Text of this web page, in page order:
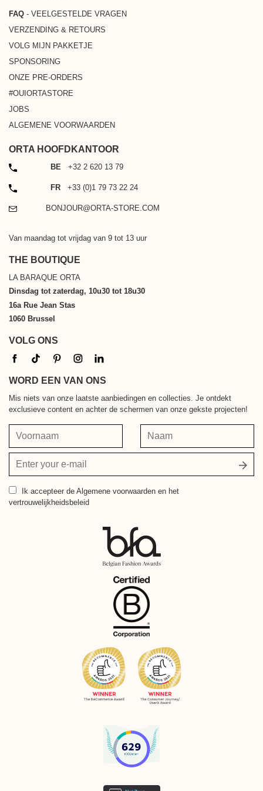
ALGEMENE VOORWAARDEN
VERZENDING & RETOURS
ONZE PRE-ORDERS
#OUIORTASTORE
SPONSORING
FAQ - VEELGESTELDE VRAGEN
VOLG MIJN PAKKETJE
JOBS
ORTA HOOFDKANTOOR
TELEFOON
BE +32 2 620 13 79
TELEFOON
FR +33 (0)1 79 73 22 24
BONJOUR@ORTA-STORE.COM
Van maandag tot vrijdag van 9 tot 13 uur
THE BOUTIQUE
LA BARAQUE ORTA
Dinsdag tot zaterdag, 10u30 tot 18u30
16a Rue Jean Stas
1060 Brussel
VOLG ONS
WORD EEN VAN ONS
Mis niets van onze laatste aanbiedingen en collecties. Je ontdekt
exclusieve content en achter de schermen van onze gekste projecten!
Voornaam Naam
Jouw
e-
mailadres
Ik accepteer de Algemene voorwaarden en het
vertrouwelijkheidsbeleid